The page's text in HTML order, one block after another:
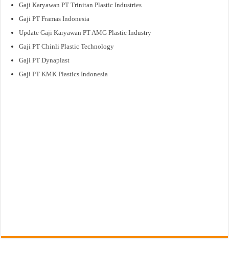
Gaji Karyawan PT Trinitan Plastic Industries
Gaji PT Framas Indonesia
Update Gaji Karyawan PT AMG Plastic Industry
Gaji PT Chinli Plastic Technology
Gaji PT Dynaplast
Gaji PT KMK Plastics Indonesia